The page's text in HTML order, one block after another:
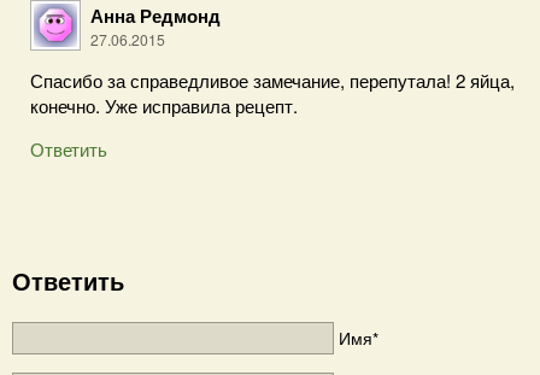
Анна Редмонд
27.06.2015
Спасибо за справедливое замечание, перепутала! 2 яйца,
конечно. Уже исправила рецепт.
Ответить
Ответить
Имя*